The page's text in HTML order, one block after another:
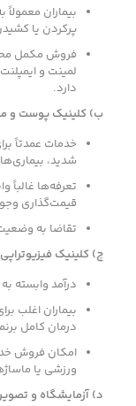
بیماران
پرکردن یا
فروش مکمل
لمینت و
دارد.
ب) کلینیک پوست و
خدمات عمدتاً
شدید،
تعرفه‌ها غالباً
قیمت‌گذاری
تقاضا به
ج) کلینیک فیزیوتراپی
درآمد وابسته
بیماران اغلب
درمان کامل
امکان فروش
ورزشی یا
د) آزمایشگاه و